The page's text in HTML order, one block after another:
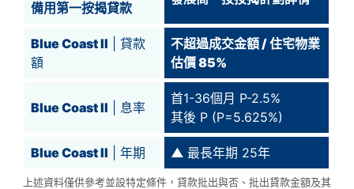
備用第一按揭貸款
Blue Coast II | 貸款
額
不超過成交金額 / 住宅物業
估價 85%
Blue Coast II | 息率
首1-36個月 P-2.5%
其後 P (P=5.625%)
Blue Coast II | 年期 ▲ 最長年期 25年
上述資料僅供參考並設特定條件，貸款批出與否、批出貸款金額及其